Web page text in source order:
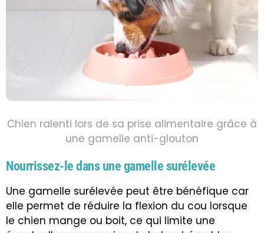
Chien ralenti lors de sa prise alimentaire grâce à
une gamelle anti-glouton
Nourrissez-le dans une gamelle surélevée
Une gamelle surélevée peut être bénéfique car
elle permet de réduire la flexion du cou lorsque
le chien mange ou boit, ce qui limite une